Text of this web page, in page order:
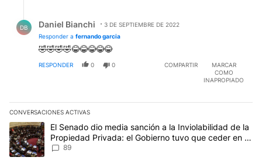
DB Daniel Bianchi
3 DE SEPTIEMBRE DE 2022
Responder a fernando garcia
🤣🤣🤣🤣😂😂😂😂😂
RESPONDER 0 0 COMPARTIR
MARCAR
COMO
INAPROPIADO
CONVERSACIONES ACTIVAS
Este listado muestra los artículos con más comentarios en los
Un artículo de tendencia con el título "El Senado dio media
El Senado dio media sanción a la Inviolabilidad de la
Propiedad Privada: el Gobierno tuvo que ceder en la
Ley del Manejo del Fuego
89